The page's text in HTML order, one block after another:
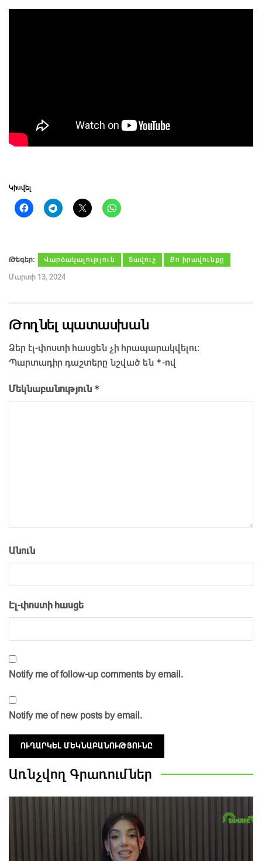
Կիսվել
Թեգեր։ Վարձակալություն Տավուշ Քո իրավունքը
Մարտի 13, 2024
Թողնել պատասխան
Ձեր էլ-փոստի հասցեն չի հրապարակվելու։
Պարտադիր դաշտերը նշված են *-ով
Մեկնաբանություն *
Անուն
Էլ-փոստի հասցե
Notify me of follow-up comments by email.
Notify me of new posts by email.
Առնչվող Գրառումներ